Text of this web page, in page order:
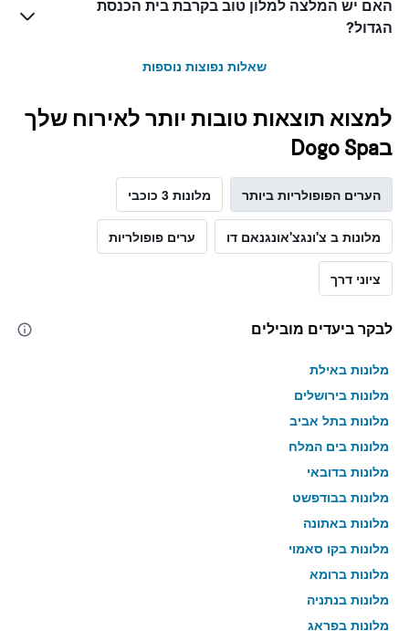
האם יש המלצה למלון טוב בקרבת בית הכנסת
הגדול?
שאלות נפוצות נוספות
למצוא תוצאות טובות יותר לאירוח שלך
בDogo Spa
הערים הפופולריות ביותר מלונות 3 כוכבי
מלונות ב צ'ונגצ'אונגנאם דו ערים פופולריות
ציוני דרך
לבקר ביעדים מובילים
מלונות באילת
מלונות בירושלים
מלונות בתל אביב
מלונות בים המלח
מלונות בדובאי
מלונות בבודפשט
מלונות באתונה
מלונות בקו סאמוי
מלונות ברומא
מלונות בנתניה
מלונות בפראג